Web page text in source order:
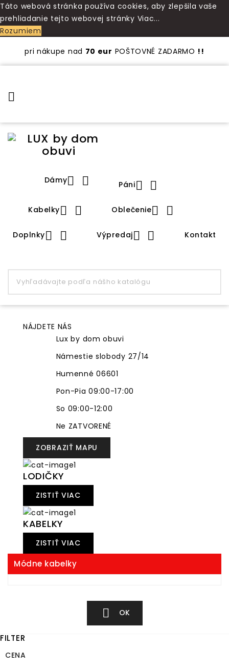
Táto webová stránka používa cookies, aby zlepšila vaše
prehliadanie tejto webovej stránky Viac...
Rozumiem
pri nákupe nad 70 eur POŠTOVNÉ ZADARMO !!

 
Dámy  
Páni
 
Kabelky  
Oblečenie
 
Doplnky  
Výpredaj Kontakt
NÁJDETE NÁS
Lux by dom obuvi
Námestie slobody 27/14
Humenné 06601
Pon-Pia 09:00-17:00
So 09:00-12:00
Ne ZATVORENÉ
ZOBRAZIŤ MAPU
LODIČKY
ZISTIŤ VIAC
KABELKY
ZISTIŤ VIAC
Módne kabelky
 OK
FILTER
CENA